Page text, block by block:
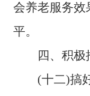
会养老服务效
平。
四、积
(十二)搞